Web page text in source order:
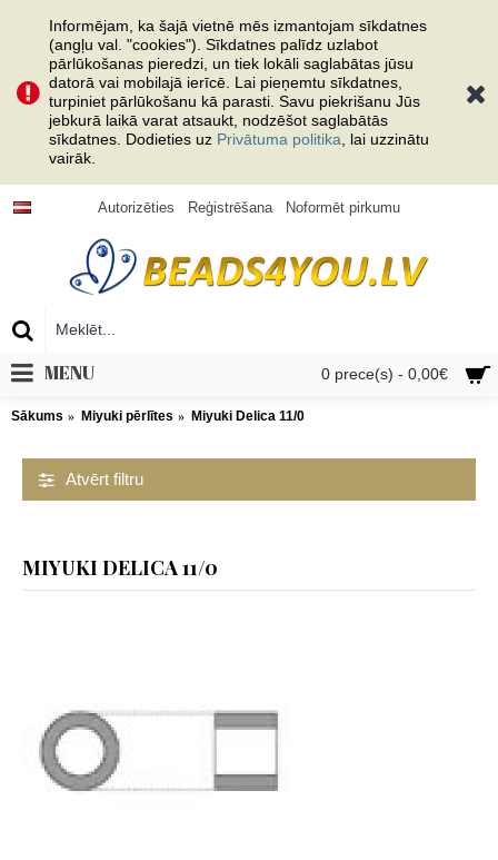
Informējam, ka šajā vietnē mēs izmantojam sīkdatnes
(angļu val. "cookies"). Sīkdatnes palīdz uzlabot
pārlūkošanas pieredzi, un tiek lokāli saglabātas jūsu
datorā vai mobilajā ierīcē. Lai pieņemtu sīkdatnes,
turpiniet pārlūkošanu kā parasti. Savu piekrišanu Jūs
jebkurā laikā varat atsaukt, nodzēšot saglabātās
sīkdatnes. Dodieties uz Privātuma politika , lai uzzinātu
vairāk.
Autorizēties Reģistrēšana Noformēt pirkumu
0 prece(s) - 0,00€
MENU
Sākums Miyuki pērlītes Miyuki Delica 11/0
Atvērt filtru
MIYUKI DELICA 11/0